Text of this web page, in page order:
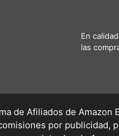
En
las
de Afiliados de Amazon
por publicidad,